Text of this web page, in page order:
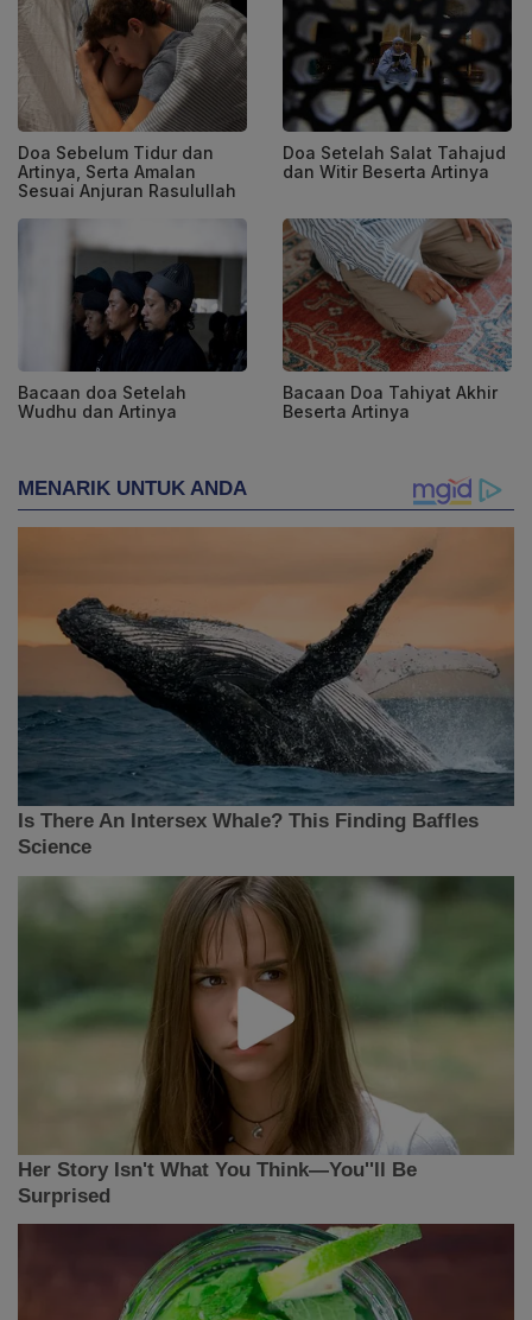
Doa Sebelum Tidur dan
Artinya, Serta Amalan
Sesuai Anjuran Rasulullah
Doa Setelah Salat Tahajud
dan Witir Beserta Artinya
Bacaan doa Setelah
Wudhu dan Artinya
Bacaan Doa Tahiyat Akhir
Beserta Artinya